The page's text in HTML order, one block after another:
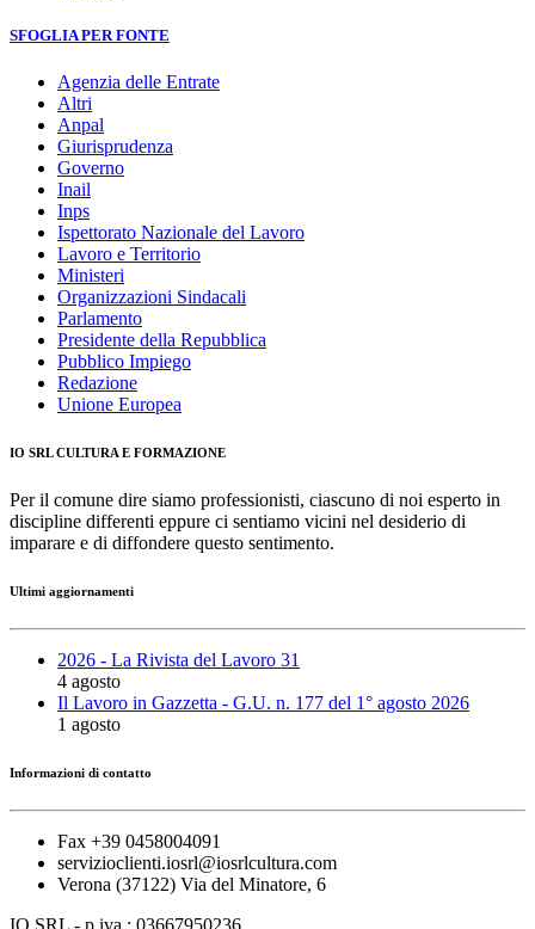
SFOGLIA PER FONTE
Agenzia delle Entrate
Altri
Anpal
Giurisprudenza
Governo
Inail
Inps
Ispettorato Nazionale del Lavoro
Lavoro e Territorio
Ministeri
Organizzazioni Sindacali
Parlamento
Presidente della Repubblica
Pubblico Impiego
Redazione
Unione Europea
IO SRL CULTURA E FORMAZIONE
Per il comune dire siamo professionisti, ciascuno di noi esperto in
discipline differenti eppure ci sentiamo vicini nel desiderio di
imparare e di diffondere questo sentimento.
Ultimi aggiornamenti
2026 - La Rivista del Lavoro 31
4 agosto
Il Lavoro in Gazzetta - G.U. n. 177 del 1° agosto 2026
1 agosto
Informazioni di contatto
Fax +39 0458004091
servizioclienti.iosrl@iosrlcultura.com
Verona (37122) Via del Minatore, 6
IO SRL - p.iva.: 03667950236